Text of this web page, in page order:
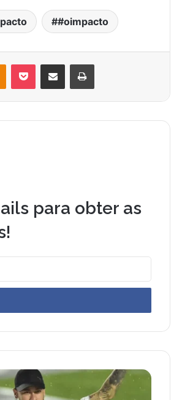
#oimpacto
para obter as